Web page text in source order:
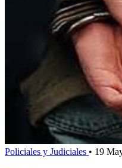
Policiales y Judiciales • 19